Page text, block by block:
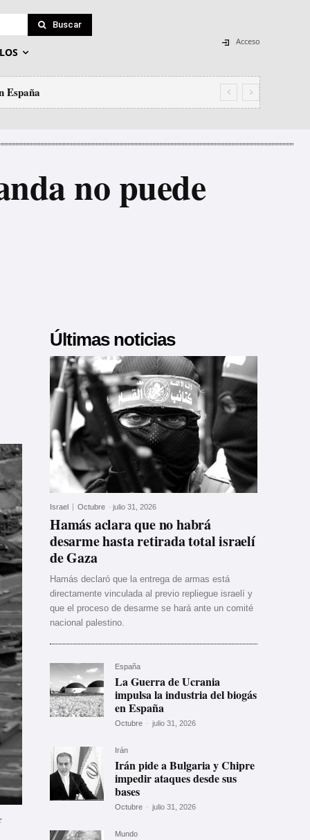
Buscar
Acceso
España
no puede
Últimas noticias
Israel Octubre - julio 31, 2026
Hamás aclara que no habrá
desarme hasta retirada total israelí
de Gaza
Hamás declaró que la entrega de armas está
directamente vinculada al previo repliegue israelí y
que el proceso de desarme se hará ante un comité
nacional palestino.
España
La Guerra de Ucrania
impulsa la industria del biogás
en España
Octubre - julio 31, 2026
Irán
Irán pide a Bulgaria y Chipre
impedir ataques desde sus
bases
Octubre - julio 31, 2026
Mundo